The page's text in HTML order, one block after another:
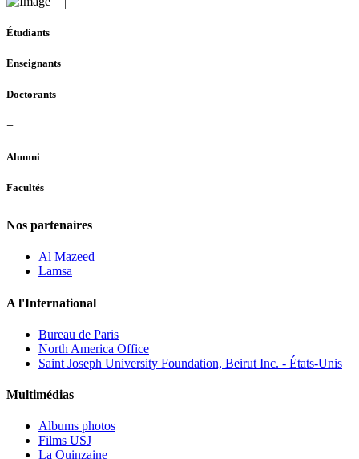
Étudiants
Enseignants
Doctorants
+
Alumni
Facultés
Nos partenaires
Al Mazeed
Lamsa
A l'International
Bureau de Paris
North America Office
Saint Joseph University Foundation, Beirut Inc. - États-Unis
Multimédias
Albums photos
Films USJ
La Quinzaine